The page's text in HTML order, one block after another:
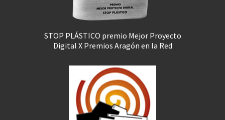
STOP PLÁSTICO premio Mejor Proyecto
Digital X Premios Aragón en la Red